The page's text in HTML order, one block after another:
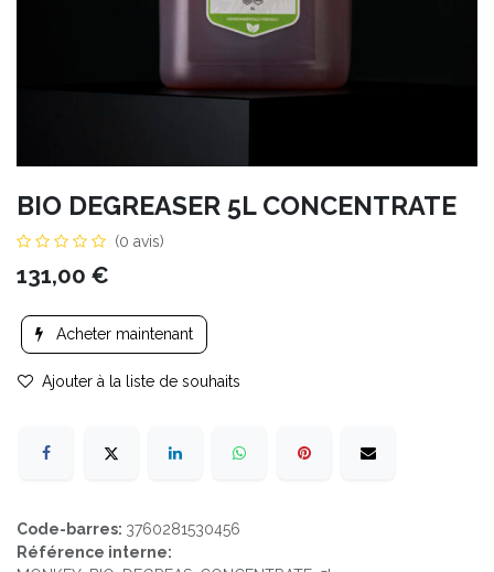
BIO DEGREASER 5L CONCENTRATE
(0 avis)
131,00 €
Acheter maintenant
Ajouter à la liste de souhaits
Code-barres: 3760281530456
Référence interne: